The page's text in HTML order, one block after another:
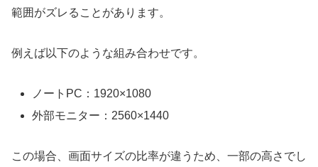
範囲がズレることがあります。
例えば以下のような組み合わせです。
ノートPC：1920×1080
外部モニター：2560×1440
この場合、画面サイズの比率が違うため、一部の高さでし